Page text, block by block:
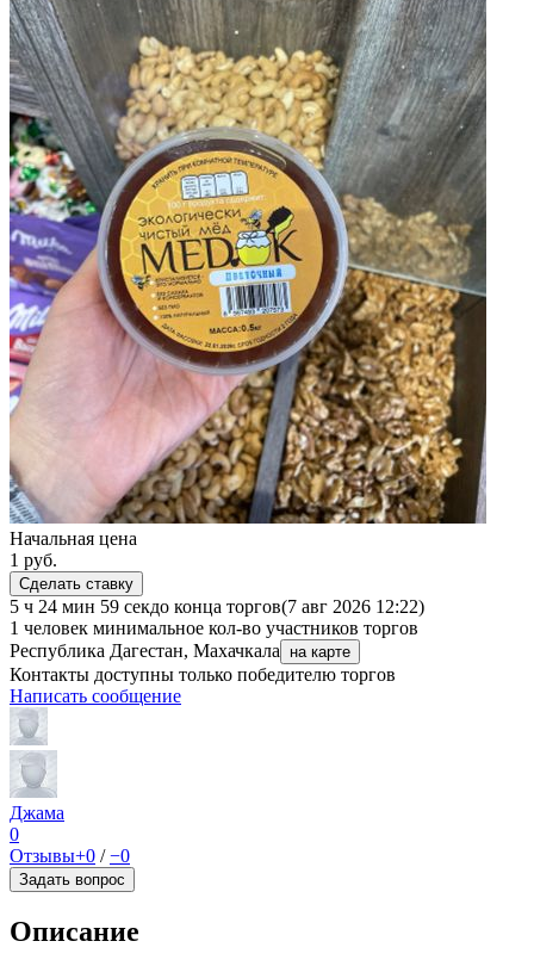
Начальная цена
1 руб.
Сделать ставку
5 ч 24 мин 59 секдо конца торгов(7 авг 2026 12:22)
1 человек минимальное кол-во участников торгов
Республика Дагестан, Махачкала
на карте
Контакты доступны только победителю торгов
Написать сообщение
Джама
0
Отзывы+0 /−0
Задать вопрос
Описание